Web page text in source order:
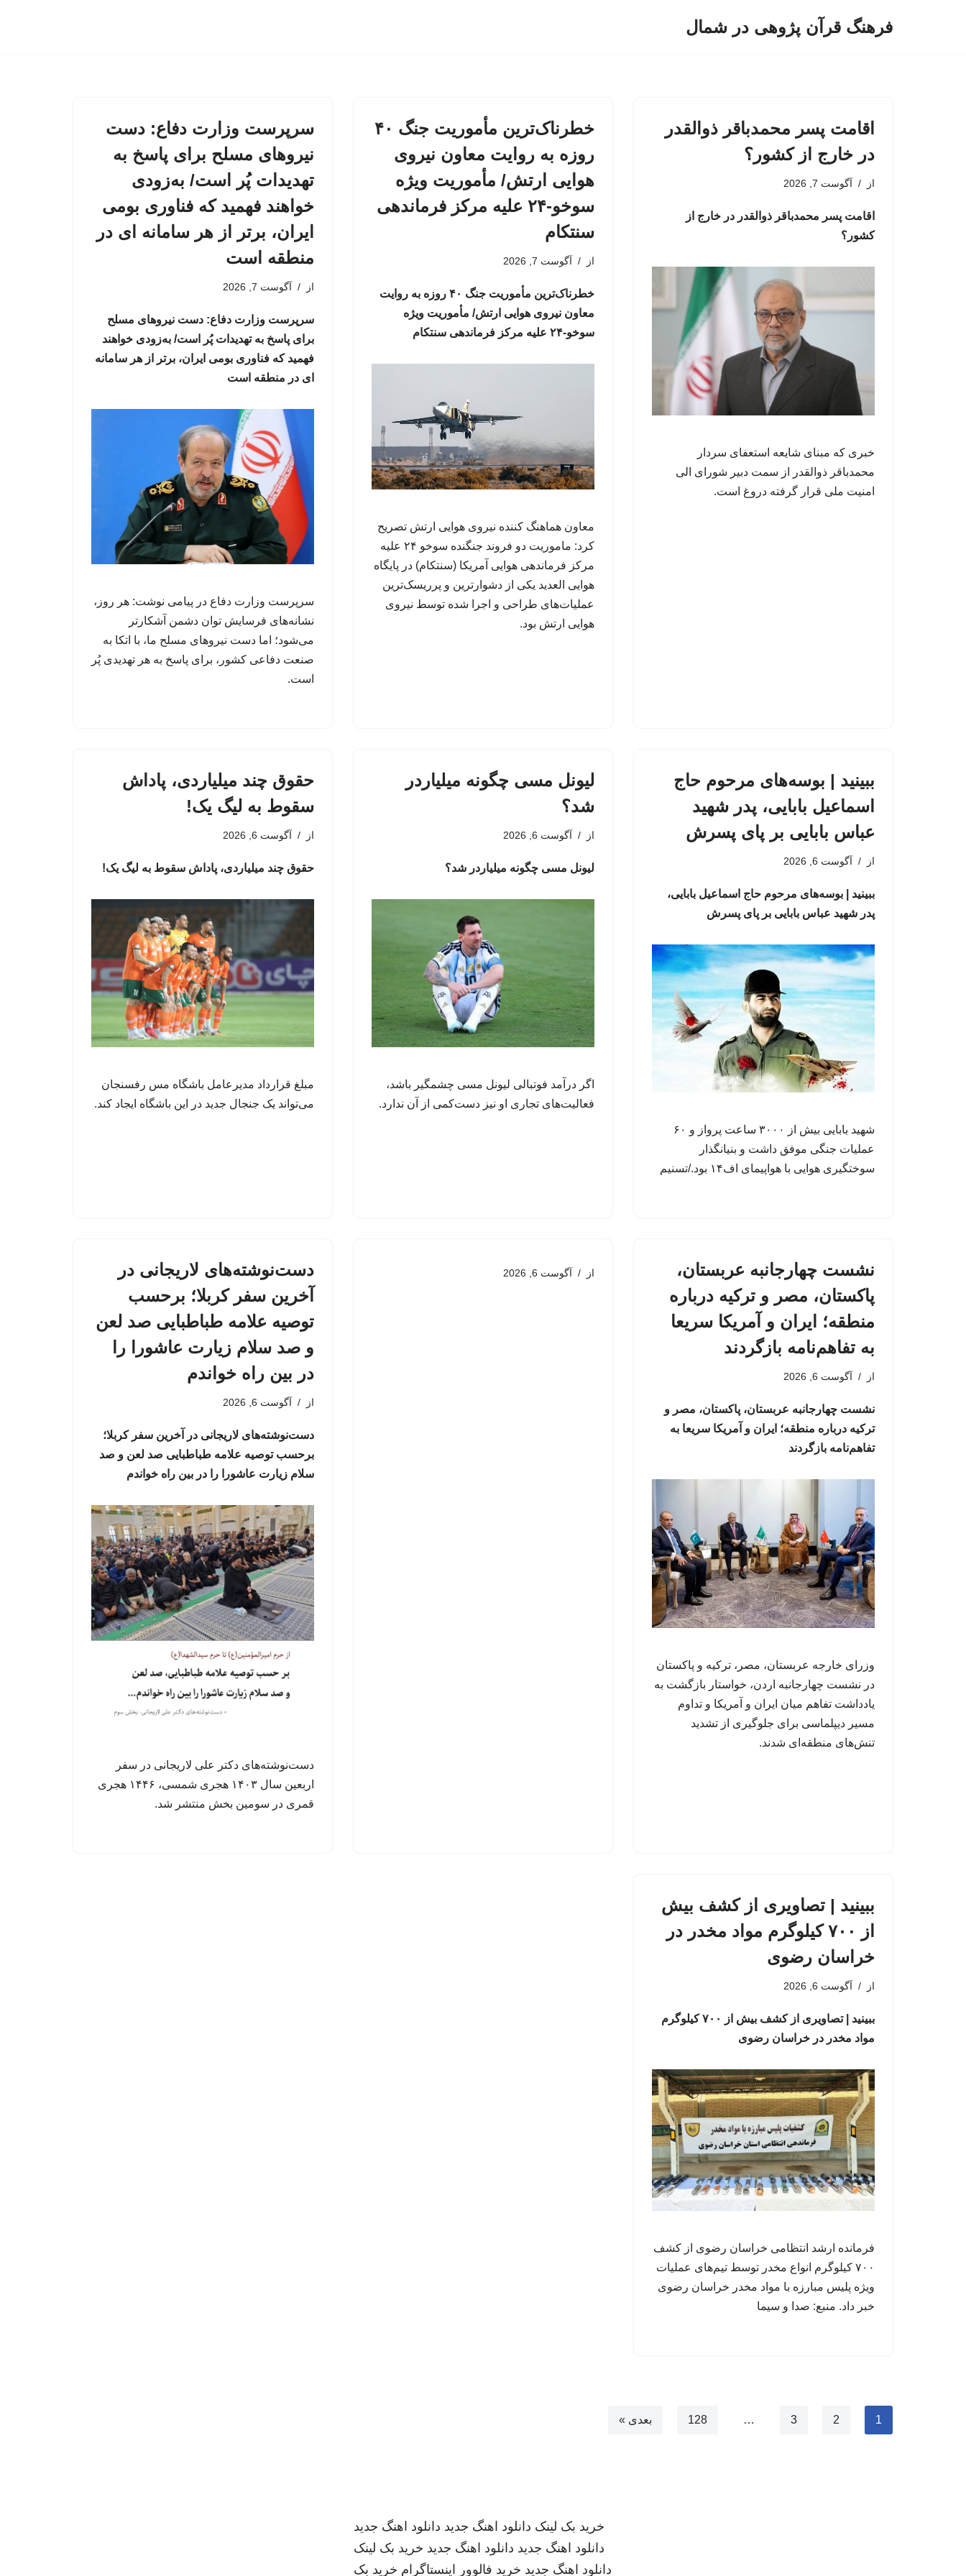
فرهنگ قرآن پژوهی در شمال
اقامت پسر محمدباقر ذوالقدر
در خارج از کشور؟
از آگوست 7, 2026
اقامت پسر محمدباقر ذوالقدر در خارج از
کشور؟
خبری که مبنای شایعه استعفای سردار
محمدباقر ذوالقدر از سمت دبیر شورای الی
امنیت ملی قرار گرفته دروغ است.
خطرناک‌ترین مأموریت جنگ ۴۰
روزه به روایت معاون نیروی
هوایی ارتش/ مأموریت ویژه
سوخو-۲۴ علیه مرکز فرماندهی
سنتکام
از آگوست 7, 2026
خطرناک‌ترین مأموریت جنگ ۴۰ روزه به روایت
معاون نیروی هوایی ارتش/ مأموریت ویژه
سوخو-۲۴ علیه مرکز فرماندهی سنتکام
معاون هماهنگ کننده نیروی هوایی ارتش تصریح
کرد: ماموریت دو فروند جنگنده سوخو ۲۴ علیه
مرکز فرماندهی هوایی آمریکا (سنتکام) در پایگاه
هوایی العدید یکی از دشوارترین و پرریسک‌ترین
عملیات‌های طراحی و اجرا شده توسط نیروی
هوایی ارتش بود.
سرپرست وزارت دفاع: دست
نیروهای مسلح برای پاسخ به
تهدیدات پُر است/ به‌زودی
خواهند فهمید که فناوری بومی
ایران، برتر از هر سامانه ای در
منطقه است
از آگوست 7, 2026
سرپرست وزارت دفاع: دست نیروهای مسلح
برای پاسخ به تهدیدات پُر است/ به‌زودی خواهند
فهمید که فناوری بومی ایران، برتر از هر سامانه
ای در منطقه است
سرپرست وزارت دفاع در پیامی نوشت: هر روز،
نشانه‌های فرسایش توان دشمن آشکارتر
می‌شود؛ اما دست نیروهای مسلح ما، با اتکا به
صنعت دفاعی کشور، برای پاسخ به هر تهدیدی پُر
است.
ببینید | بوسه‌های مرحوم حاج
اسماعیل بابایی، پدر شهید
عباس بابایی بر پای پسرش
از آگوست 6, 2026
ببینید | بوسه‌های مرحوم حاج اسماعیل بابایی،
پدر شهید عباس بابایی بر پای پسرش
شهید بابایی بیش از ۳۰۰۰ ساعت پرواز و ۶۰
عملیات جنگی موفق داشت و بنیانگذار
سوختگیری هوایی با هواپیمای اف۱۴ بود./تسنیم
لیونل مسی چگونه میلیاردر
شد؟
از آگوست 6, 2026
لیونل مسی چگونه میلیاردر شد؟
اگر درآمد فوتبالی لیونل مسی چشمگیر باشد،
فعالیت‌های تجاری او نیز دست‌کمی از آن ندارد.
حقوق چند میلیاردی، پاداش
سقوط به لیگ یک!
از آگوست 6, 2026
حقوق چند میلیاردی، پاداش سقوط به لیگ یک!
مبلغ قرارداد مدیرعامل باشگاه مس رفسنجان
می‌تواند یک جنجال جدید در این باشگاه ایجاد کند.
نشست چهارجانبه عربستان،
پاکستان، مصر و ترکیه درباره
منطقه؛ ایران و آمریکا سریعا
به تفاهم‌نامه بازگردند
از آگوست 6, 2026
نشست چهارجانبه عربستان، پاکستان، مصر و
ترکیه درباره منطقه؛ ایران و آمریکا سریعا به
تفاهم‌نامه بازگردند
وزرای خارجه عربستان، مصر، ترکیه و پاکستان
در نشست چهارجانبه اردن، خواستار بازگشت به
یادداشت تفاهم میان ایران و آمریکا و تداوم
مسیر دیپلماسی برای جلوگیری از تشدید
تنش‌های منطقه‌ای شدند.
از آگوست 6, 2026
دست‌نوشته‌های لاریجانی در
آخرین سفر کربلا؛ برحسب
توصیه علامه طباطبایی صد لعن
و صد سلام زیارت عاشورا را
در بین راه خواندم
از آگوست 6, 2026
دست‌نوشته‌های لاریجانی در آخرین سفر کربلا؛
برحسب توصیه علامه طباطبایی صد لعن و صد
سلام زیارت عاشورا را در بین راه خواندم
دست‌نوشته‌های دکتر علی لاریجانی در سفر
اربعین سال ۱۴۰۳ هجری شمسی، ۱۴۴۶ هجری
قمری در سومین بخش منتشر شد.
ببینید | تصاویری از کشف بیش
از ۷۰۰ کیلوگرم مواد مخدر در
خراسان رضوی
از آگوست 6, 2026
ببینید | تصاویری از کشف بیش از ۷۰۰ کیلوگرم
مواد مخدر در خراسان رضوی
فرمانده ارشد انتظامی خراسان رضوی از کشف
۷۰۰ کیلوگرم انواع مخدر توسط تیم‌های عملیات
ویژه پلیس مبارزه با مواد مخدر خراسان رضوی
خبر داد. منبع: صدا و سیما
1
2
3
…
128 بعدی »
خرید بک لینک دانلود اهنگ جدید دانلود اهنگ جدید
دانلود اهنگ جدید دانلود اهنگ جدید خرید بک لینک
دانلود اهنگ جدید خرید فالوور اینستاگرام خرید بک